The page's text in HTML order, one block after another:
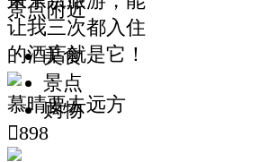
让我三次都入住
的酒店就是它！
慕晴要去远方
898
景点附近
美食
景点
购物